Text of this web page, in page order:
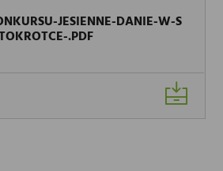
JESIENNE-DANIE-W-S
.PDF